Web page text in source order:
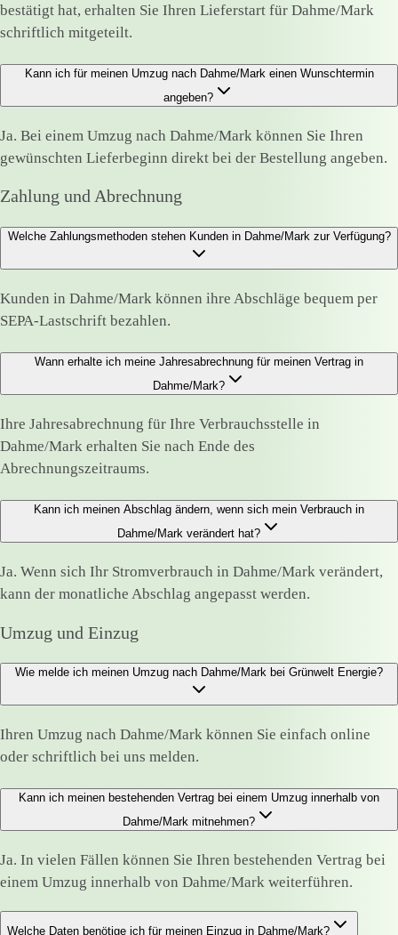
bestätigt hat, erhalten Sie Ihren Lieferstart für Dahme/Mark
schriftlich mitgeteilt.
Kann ich für meinen Umzug nach Dahme/Mark einen Wunschtermin
angeben?
Ja. Bei einem Umzug nach Dahme/Mark können Sie Ihren
gewünschten Lieferbeginn direkt bei der Bestellung angeben.
Zahlung und Abrechnung
Welche Zahlungsmethoden stehen Kunden in Dahme/Mark zur Verfügung?
Kunden in Dahme/Mark können ihre Abschläge bequem per
SEPA-Lastschrift bezahlen.
Wann erhalte ich meine Jahresabrechnung für meinen Vertrag in
Dahme/Mark?
Ihre Jahresabrechnung für Ihre Verbrauchsstelle in
Dahme/Mark erhalten Sie nach Ende des
Abrechnungszeitraums.
Kann ich meinen Abschlag ändern, wenn sich mein Verbrauch in
Dahme/Mark verändert hat?
Ja. Wenn sich Ihr Stromverbrauch in Dahme/Mark verändert,
kann der monatliche Abschlag angepasst werden.
Umzug und Einzug
Wie melde ich meinen Umzug nach Dahme/Mark bei Grünwelt Energie?
Ihren Umzug nach Dahme/Mark können Sie einfach online
oder schriftlich bei uns melden.
Kann ich meinen bestehenden Vertrag bei einem Umzug innerhalb von
Dahme/Mark mitnehmen?
Ja. In vielen Fällen können Sie Ihren bestehenden Vertrag bei
einem Umzug innerhalb von Dahme/Mark weiterführen.
Welche Daten benötige ich für meinen Einzug in Dahme/Mark?